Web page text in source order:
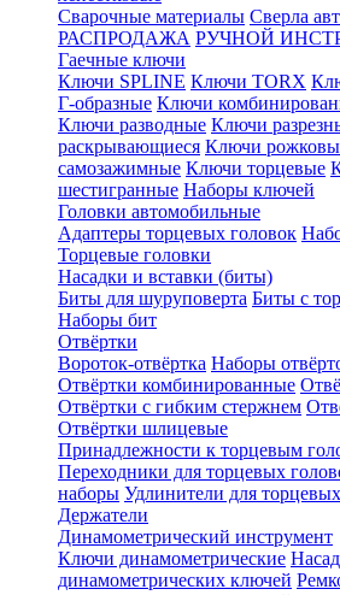
Сварочные материалы Сверла
РАСПРОДАЖА РУЧНОЙ
Гаечные ключи
Ключи SPLINE Ключи TORX
Г-образные Ключи
Ключи разводные Ключи
раскрывающиеся Ключи
самозажимные Ключи торцевые
шестигранные Наборы ключей
Головки автомобильные
Адаптеры торцевых головок
Торцевые головки
Насадки и вставки (биты)
Биты для шуруповерта Биты с
Наборы бит
Отвёртки
Вороток-отвёртка Наборы
Отвёртки комбинированные
Отвёртки с гибким стержнем
Отвёртки шлицевые
Принадлежности к торцевым
Переходники для торцевых
наборы Удлинители для
Держатели
Динамометрический инструмент
Ключи динамометрические
динамометрических ключей